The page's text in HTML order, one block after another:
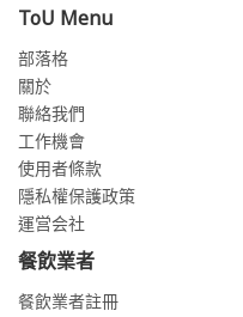
ToU Menu
部落格
關於
聯絡我們
工作機會
使用者條款
隱私權保護政策
運営会社
餐飲業者
餐飲業者註冊